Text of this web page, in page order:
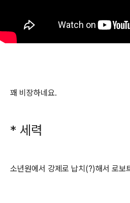
꽤 비장하네요.
* 세력
소년원에서 강제로 납치(?)해서 로보